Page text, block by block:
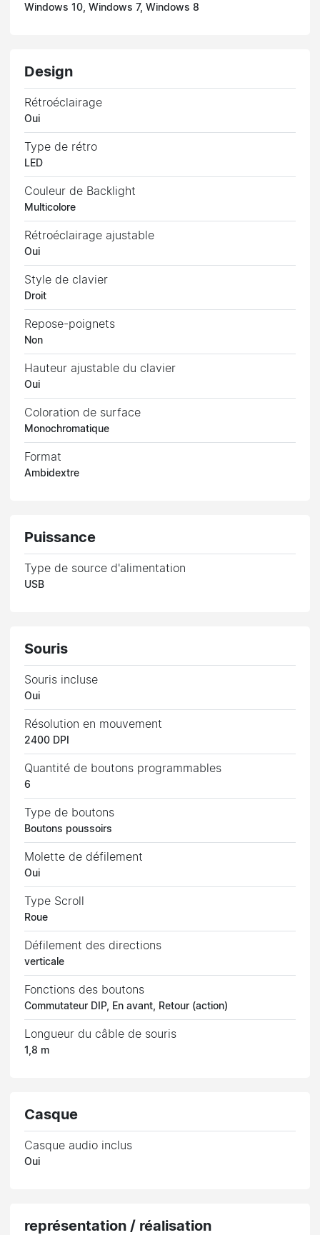
Windows 10, Windows 7, Windows 8
Design
Rétroéclairage
Oui
Type de rétro
LED
Couleur de Backlight
Multicolore
Rétroéclairage ajustable
Oui
Style de clavier
Droit
Repose-poignets
Non
Hauteur ajustable du clavier
Oui
Coloration de surface
Monochromatique
Format
Ambidextre
Puissance
Type de source d'alimentation
USB
Souris
Souris incluse
Oui
Résolution en mouvement
2400 DPI
Quantité de boutons programmables
6
Type de boutons
Boutons poussoirs
Molette de défilement
Oui
Type Scroll
Roue
Défilement des directions
verticale
Fonctions des boutons
Commutateur DIP, En avant, Retour (action)
Longueur du câble de souris
1,8 m
Casque
Casque audio inclus
Oui
représentation / réalisation